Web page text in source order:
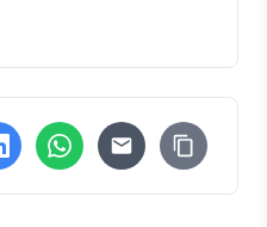
Tab)
neuem Tab)
in neuem Tab)
(öffnet in neuem Tab)